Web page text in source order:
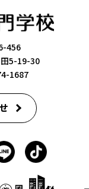
456
5-19-30
1687